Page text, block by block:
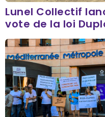
Lunel Collectif
vote de la loi